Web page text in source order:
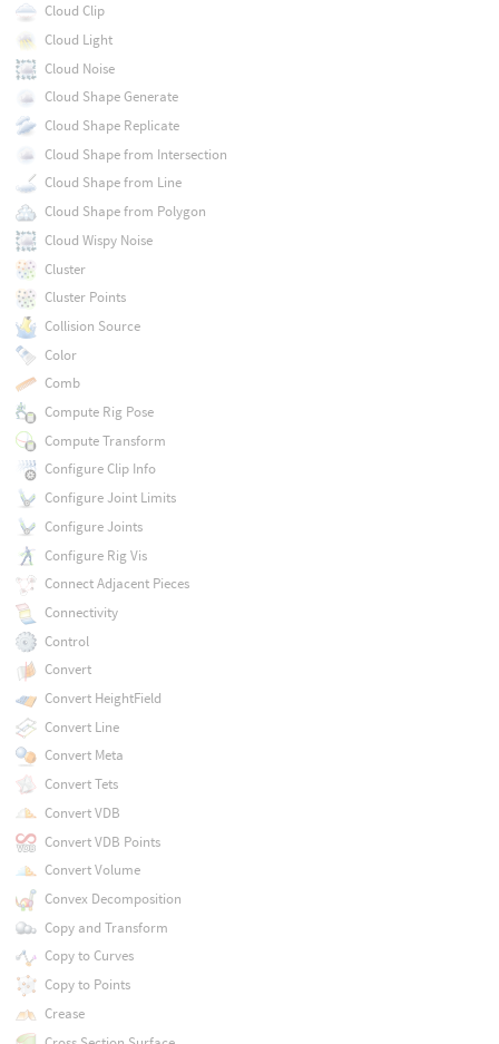
Cloud Clip
Cloud Light
Cloud Noise
Cloud Shape Generate
Cloud Shape Replicate
Cloud Shape from Intersection
Cloud Shape from Line
Cloud Shape from Polygon
Cloud Wispy Noise
Cluster
Cluster Points
Collision Source
Color
Comb
Compute Rig Pose
Compute Transform
Configure Clip Info
Configure Joint Limits
Configure Joints
Configure Rig Vis
Connect Adjacent Pieces
Connectivity
Control
Convert
Convert HeightField
Convert Line
Convert Meta
Convert Tets
Convert VDB
Convert VDB Points
Convert Volume
Convex Decomposition
Copy and Transform
Copy to Curves
Copy to Points
Crease